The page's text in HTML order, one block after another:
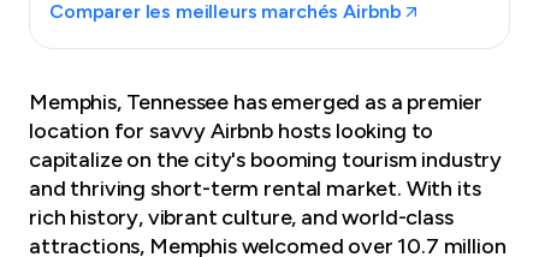
Comparer les meilleurs marchés Airbnb
Memphis, Tennessee has emerged as a premier
location for savvy Airbnb hosts looking to
capitalize on the city's booming tourism industry
and thriving short-term rental market. With its
rich history, vibrant culture, and world-class
attractions, Memphis welcomed over 10.7 million